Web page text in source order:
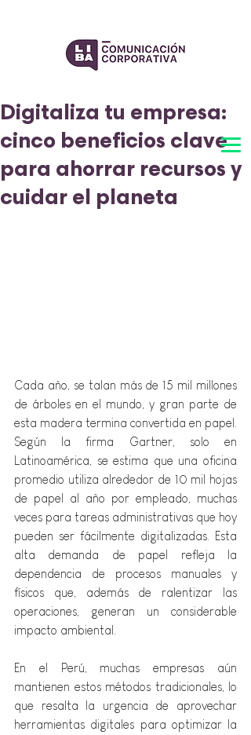
Digitaliza tu empresa:
cinco beneficios clave
para ahorrar recursos y
cuidar el planeta
Cada año, se talan más de 15 mil millones
de árboles en el mundo, y gran parte de
esta madera termina convertida en papel.
Según la firma Gartner, solo en
Latinoamérica, se estima que una oficina
promedio utiliza alrededor de 10 mil hojas
de papel al año por empleado, muchas
veces para tareas administrativas que hoy
pueden ser fácilmente digitalizadas. Esta
alta demanda de papel refleja la
dependencia de procesos manuales y
físicos que, además de ralentizar las
operaciones, generan un considerable
impacto ambiental.
En el Perú, muchas empresas aún
mantienen estos métodos tradicionales, lo
que resalta la urgencia de aprovechar
herramientas digitales para optimizar la